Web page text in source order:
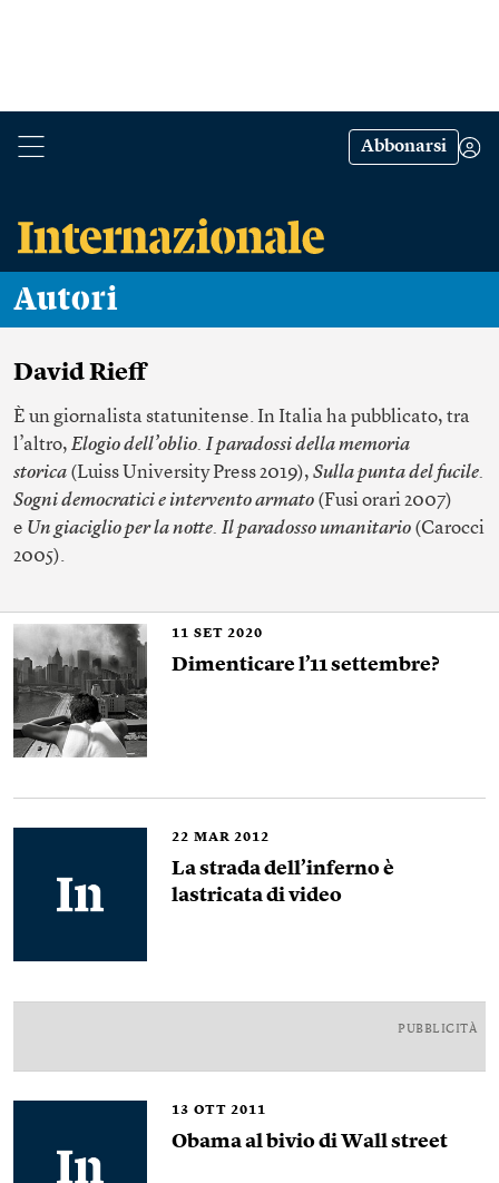
Abbonarsi
Autori
David Rieff
È un giornalista statunitense. In Italia ha pubblicato, tra
l’altro, Elogio dell’oblio. I paradossi della memoria
storica (Luiss University Press 2019), Sulla punta del fucile.
Sogni democratici e intervento armato (Fusi orari 2007)
e Un giaciglio per la notte. Il paradosso umanitario (Carocci
2005).
11 SET 2020
Dimenticare l’11 settembre?
22 MAR 2012
La strada dell’inferno è
lastricata di video
PUBBLICITÀ
13 OTT 2011
Obama al bivio di Wall street